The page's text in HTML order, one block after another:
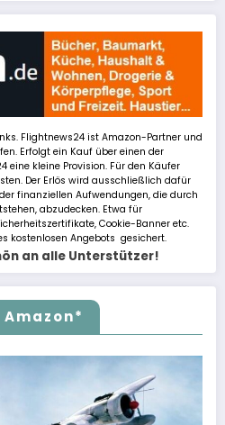
Flightnews24 ist Amazon-Partner und
Erfolgt ein Kauf über einen der
eine kleine Provision. Für den Käufer
Der Erlös wird ausschließlich dafür
finanziellen Aufwendungen, die durch
abzudecken. Etwa für
Cookie-Banner etc.
kostenlosen Angebots gesichert.
an alle Unterstützer!